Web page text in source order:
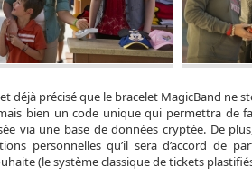
et déjà précisé que le bracelet MagicBand ne
bien un code unique qui permettra de
via une base de données cryptée. De
personnelles qu’il sera d’accord de
(le système classique de tickets